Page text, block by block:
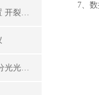
混凝土早期抗开裂试验装置 开裂试模
原子吸收光谱仪 原子吸收分光光度计
7、数